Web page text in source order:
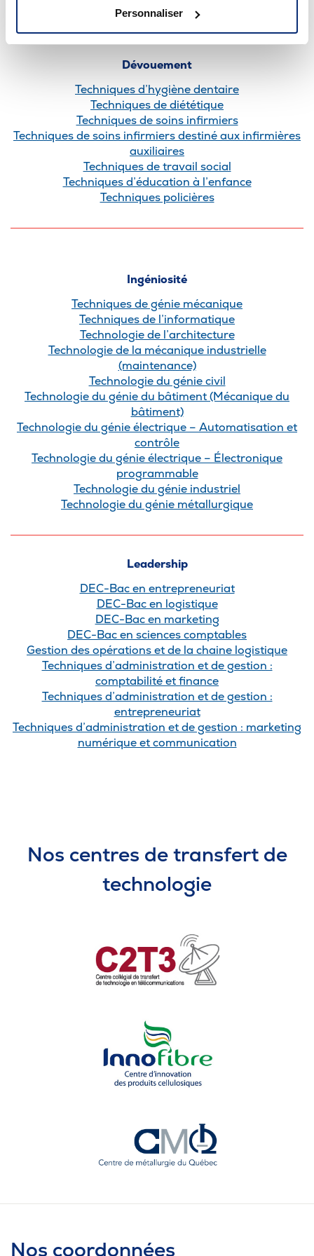
Personnaliser
Techniques de la documentation
Dévouement
Techniques d’hygiène dentaire
Techniques de diététique
Techniques de soins infirmiers
Techniques de soins infirmiers destiné aux infirmières
auxiliaires
Techniques de travail social
Techniques d’éducation à l’enfance
Techniques policières
Ingéniosité
Techniques de génie mécanique
Techniques de l’informatique
Technologie de l’architecture
Technologie de la mécanique industrielle
(maintenance)
Technologie du génie civil
Technologie du génie du bâtiment (Mécanique du
bâtiment)
Technologie du génie électrique – Automatisation et
contrôle
Technologie du génie électrique – Électronique
programmable
Technologie du génie industriel
Technologie du génie métallurgique
Leadership
DEC-Bac en entrepreneuriat
DEC-Bac en logistique
DEC-Bac en marketing
DEC-Bac en sciences comptables
Gestion des opérations et de la chaine logistique
Techniques d’administration et de gestion :
comptabilité et finance
Techniques d’administration et de gestion :
entrepreneuriat
Techniques d’administration et de gestion : marketing
numérique et communication
Nos centres de transfert de
technologie
Nos coordonnées